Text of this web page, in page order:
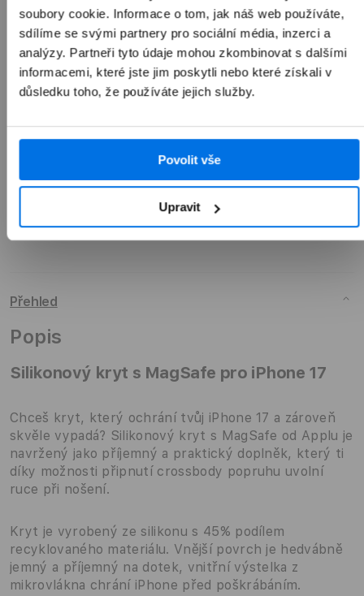
soubory cookie. Informace o tom, jak náš web používáte,
sdílíme se svými partnery pro sociální média, inzerci a
analýzy. Partneři tyto údaje mohou zkombinovat s dalšími
informacemi, které jste jim poskytli nebo které získali v
důsledku toho, že používáte jejich služby.
Povolit vše
Upravit
1 990 Kč
Přidat do košíku
Přehled
Popis
Silikonový kryt s MagSafe pro iPhone 17
Chceš kryt, který ochrání tvůj iPhone 17 a zároveň
skvěle vypadá? Silikonový kryt s MagSafe od Applu je
navržený jako příjemný a praktický doplněk, který ti
díky možnosti připnutí crossbody popruhu uvolní
ruce při nošení.
Kryt je vyrobený ze silikonu s 45% podílem
recyklovaného materiálu. Vnější povrch je hedvábně
jemný a příjemný na dotek, vnitřní výstelka z
mikrovlákna chrání iPhone před poškrábáním.